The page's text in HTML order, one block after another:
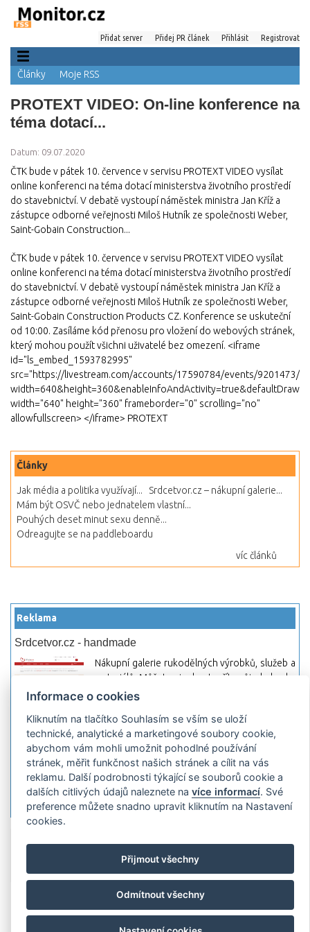
Přidat server Přidej PR článek Přihlásit Registrovat
Články Moje RSS
PROTEXT VIDEO: On-line konference na
téma dotací...
Datum: 09.07.2020
ČTK bude v pátek 10. července v servisu PROTEXT VIDEO vysílat
online konferenci na téma dotací ministerstva životního prostředí
do stavebnictví. V debatě vystoupí náměstek ministra Jan Kříž a
zástupce odborné veřejnosti Miloš Hutník ze společnosti Weber,
Saint-Gobain Construction...
ČTK bude v pátek 10. července v servisu PROTEXT VIDEO vysílat
online konferenci na téma dotací ministerstva životního prostředí
do stavebnictví. V debatě vystoupí náměstek ministra Jan Kříž a
zástupce odborné veřejnosti Miloš Hutník ze společnosti Weber,
Saint-Gobain Construction Products CZ. Konference se uskuteční
od 10:00. Zasíláme kód přenosu pro vložení do webových stránek,
který mohou použít všichni uživatelé bez omezení. <iframe
id="ls_embed_1593782995"
src="https://livestream.com/accounts/17590784/events/9201473/
width="640" height="360" frameborder="0" scrolling="no"
allowfullscreen> </iframe> PROTEXT
Články
Jak média a politika využívají...
Srdcetvor.cz – nákupní galerie...
Mám být OSVČ nebo jednatelem vlastní...
Pouhých deset minut sexu denně...
Odreagujte se na paddleboardu
víc článků
Reklama
Srdcetvor.cz - handmade
Nákupní galerie rukodělných výrobků, služeb a
materiálů. Můžete si zde otevřít svůj obchod a
začít prodávat nebo jen nakupovat.
Hledej-hosting.cz - webhosting, VPS
hosting
Přehled webhostingových, multihosting a VPS
hosting programů s možností jejich
pokročilého vyhledávání a porovnávání.
Najděte si jednoduše vhodný hosting.
Přidat server Propagace Co je RSS o
Reklama Podmínky používání
Copyright © 2009 rssMonitor.cz Všechny práva vyhrazené. Autor a
provozovatel nezodpovídá za obsah a jeho následky.
Informace o cookies
Kliknutím na tlačítko Souhlasím se vším se uloží
technické, analytické a marketingové soubory cookie,
abychom vám mohli umožnit pohodlné používání
stránek, měřit funkčnost našich stránek a cílit na vás
reklamu. Další podrobnosti týkající se souborů cookie a
dalších citlivých údajů naleznete navíce informací. Své
preference můžete snadno upravit kliknutím na Nastavení
cookies.
Přijmout všechny
Odmítnout všechny